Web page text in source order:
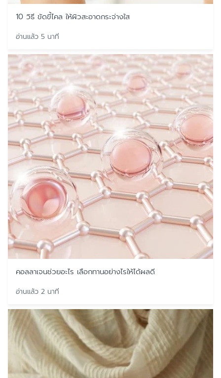
10 วิธี ขัดขี้ไคล ให้ผิวสะอาดกระจ่างใส
อ่านแล้ว 5 นาที
คอลลาเจนช่วยอะไร เลือกทานอย่างไรให้ได้ผลดี
อ่านแล้ว 2 นาที